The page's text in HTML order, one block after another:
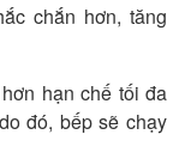
chắn hơn, tăng
hạn chế tối đa
đó, bếp sẽ chạy